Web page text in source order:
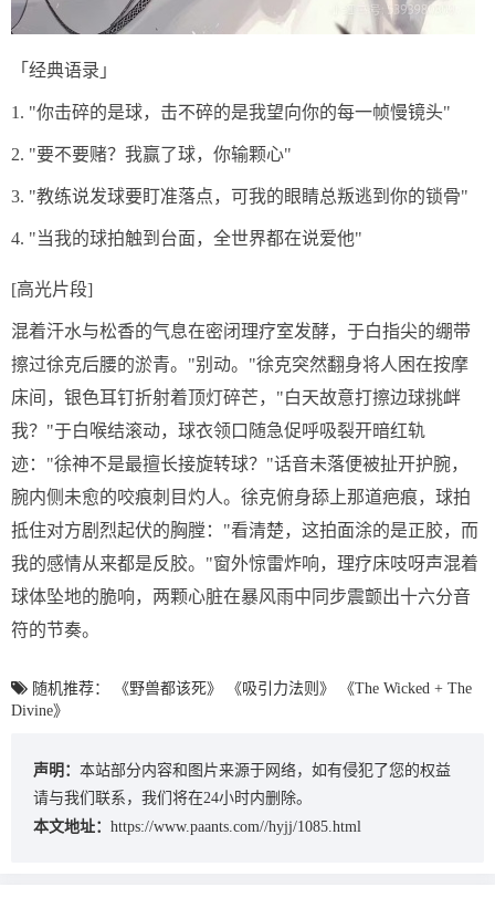
「经典语录」
1. "你击碎的是球，击不碎的是我望向你的每一帧慢镜头"
2. "要不要赌？我赢了球，你输颗心"
3. "教练说发球要盯准落点，可我的眼睛总叛逃到你的锁骨"
4. "当我的球拍触到台面，全世界都在说爱他"
[高光片段]
混着汗水与松香的气息在密闭理疗室发酵，于白指尖的绷带
擦过徐克后腰的淤青。"别动。"徐克突然翻身将人困在按摩
床间，银色耳钉折射着顶灯碎芒，"白天故意打擦边球挑衅
我？"于白喉结滚动，球衣领口随急促呼吸裂开暗红轨
迹："徐神不是最擅长接旋转球？"话音未落便被扯开护腕，
腕内侧未愈的咬痕刺目灼人。徐克俯身舔上那道疤痕，球拍
抵住对方剧烈起伏的胸膛："看清楚，这拍面涂的是正胶，而
我的感情从来都是反胶。"窗外惊雷炸响，理疗床吱呀声混着
球体坠地的脆响，两颗心脏在暴风雨中同步震颤出十六分音
符的节奏。
随机推荐： 《野兽都该死》 《吸引力法则》
《The Wicked + The
Divine》
声明： 本站部分内容和图片来源于网络，如有侵犯了您的权益
请与我们联系，我们将在24小时内删除。
本文地址： https://www.paants.com//hyjj/1085.html